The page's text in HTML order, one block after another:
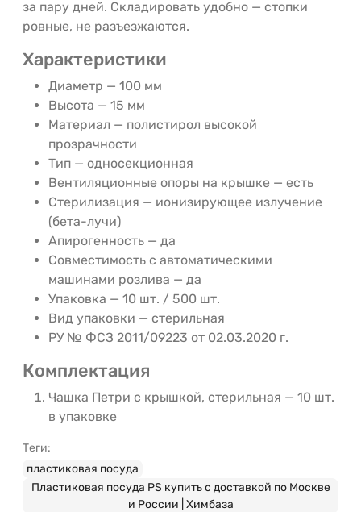
за пару дней. Складировать удобно — стопки
ровные, не разъезжаются.
Характеристики
Диаметр — 100 мм
Высота — 15 мм
Материал — полистирол высокой
прозрачности
Тип — односекционная
Вентиляционные опоры на крышке — есть
Стерилизация — ионизирующее излучение
(бета-лучи)
Апирогенность — да
Совместимость с автоматическими
машинами розлива — да
Упаковка — 10 шт. / 500 шт.
Вид упаковки — стерильная
РУ № ФСЗ 2011/09223 от 02.03.2020 г.
Комплектация
Чашка Петри с крышкой, стерильная — 10 шт.
в упаковке
Теги:
пластиковая посуда
Пластиковая посуда PS купить с доставкой по Москве
и России | Химбаза